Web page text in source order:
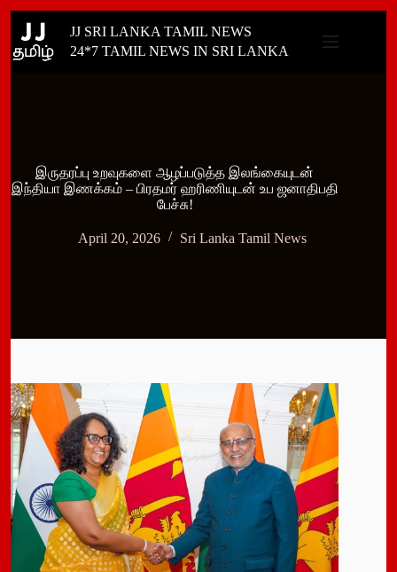
content
JJ SRI LANKA TAMIL NEWS
24*7 TAMIL NEWS IN SRI LANKA
இருதரப்பு உறவுகளை ஆழப்படுத்த இலங்கையுடன்
இந்தியா இணக்கம் – பிரதமர் ஹரிணியுடன் உப ஜனாதிபதி
பேச்சு!
April 20, 2026 Sri Lanka Tamil News